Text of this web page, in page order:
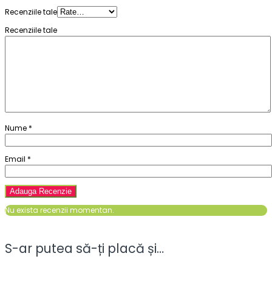
Recenziile tale
Recenziile tale
Nume *
Email *
Nu exista recenzii momentan.
S-ar putea să-ți placă și…